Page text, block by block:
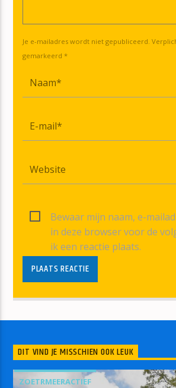
Je e-mailadres wordt niet gepubliceerd.
gemarkeerd *
Bewaar mijn naam, e-
in deze browser voor de
ik een reactie plaats.
DIT VIND JE MISSCHIEN OOK LEUK
ZOETRMEERACTIEF